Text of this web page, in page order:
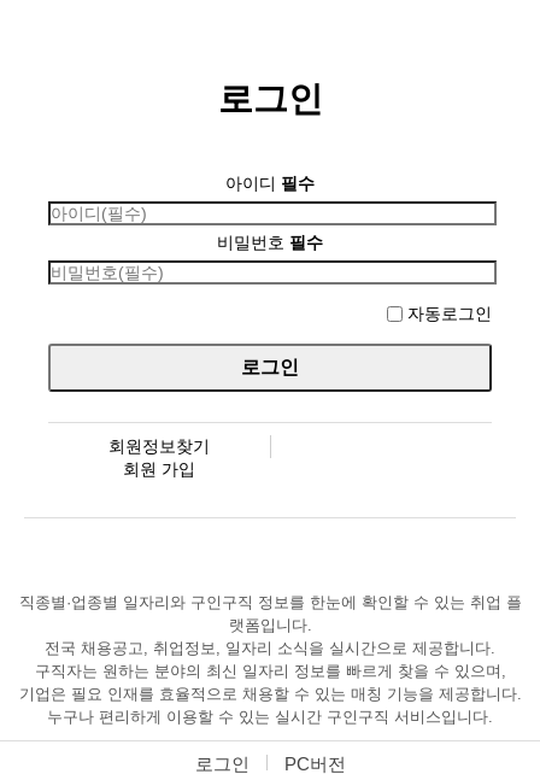
로그인
아이디 필수
비밀번호 필수
자동로그인
회원정보찾기
회원 가입
직종별·업종별 일자리와 구인구직 정보를 한눈에 확인할 수 있는 취업 플
랫폼입니다.
전국 채용공고, 취업정보, 일자리 소식을 실시간으로 제공합니다.
구직자는 원하는 분야의 최신 일자리 정보를 빠르게 찾을 수 있으며,
기업은 필요 인재를 효율적으로 채용할 수 있는 매칭 기능을 제공합니다.
누구나 편리하게 이용할 수 있는 실시간 구인구직 서비스입니다.
로그인 PC버전